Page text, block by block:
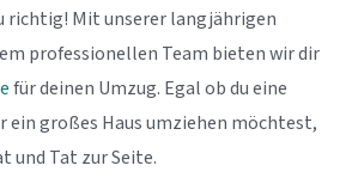
richtig! Mit unserer langjährigen
professionellen Team bieten wir dir
für deinen Umzug. Egal ob du eine
ein großes Haus umziehen möchtest,
und Tat zur Seite.